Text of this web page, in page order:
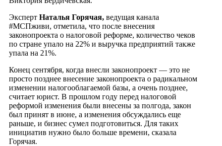
Эксперт Наталья Горячая, ведущая канала
#МСПживи, отметила, что после внесения
законопроекта о налоговой реформе, количество чеков
по стране упало на 22% и выручка предприятий также
упала на 21%.
Конец сентября, когда внесли законопроект — это не
просто позднее внесение законопроекта о радикальном
изменении налогооблагаемой базы, а очень позднее,
считает юрист. В прошлом году перед налоговой
реформой изменения были внесены за полгода, закон
был принят в июне, а изменения обсуждались еще
раньше, и бизнес сумел подготовиться. Для таких
инициатив нужно было больше времени, сказала
Горячая.